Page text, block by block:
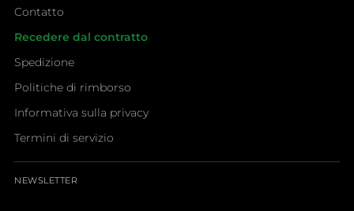
Contatto
Recedere dal contratto
Spedizione
Politiche di rimborso
Informativa sulla privacy
Termini di servizio
NEWSLETTER